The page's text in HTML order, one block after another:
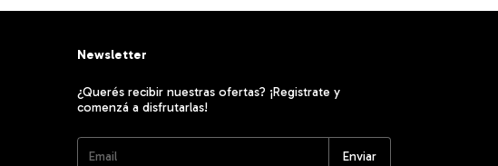
Newsletter
¿Querés recibir nuestras ofertas? ¡Registrate y
comenzá a disfrutarlas!